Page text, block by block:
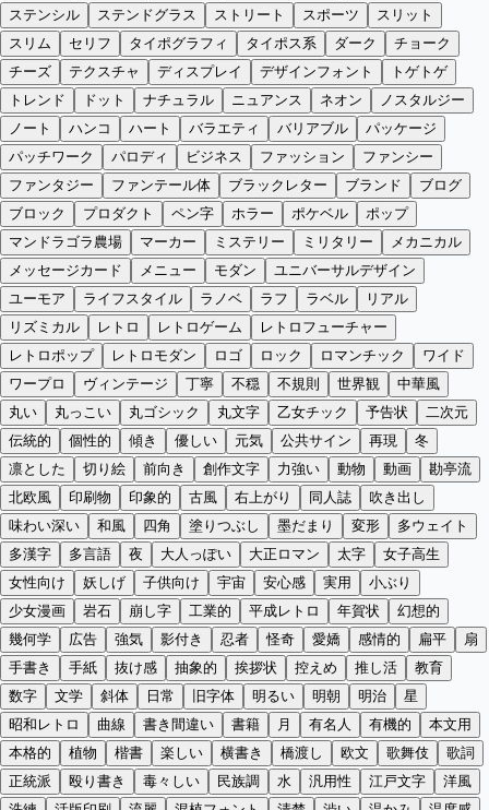
ステンシル
ステンドグラス ストリート スポーツ
スリット
スリム
セリフ タイポグラフィ タイポス系 ダーク
チョーク
チーズ
テクスチャ ディスプレイ デザインフォント
トゲトゲ
トレンド
ドット ナチュラル ニュアンス ネオン
ノスタルジー
ノート
ハンコ ハート バラエティ バリアブル
パッケージ
パッチワーク
パロディ ビジネス ファッション
ファンシー
ファンタジー
ファンテール体 ブラックレター ブランド
ブログ
ブロック
プロダクト ペン字 ホラー ポケベル
ポップ
マンドラゴラ農場
マーカー ミステリー ミリタリー
メカニカル
メッセージカード
メニュー モダン
ユニバーサルデザイン
ユーモア
ライフスタイル ラノベ ラフ ラベル
リアル
リズミカル
レトロ レトロゲーム
レトロフューチャー
レトロポップ
レトロモダン ロゴ ロック ロマンチック
ワイド
ワープロ
ヴィンテージ 丁寧 不穏 不規則 世界観
中華風
丸い
丸っこい 丸ゴシック 丸文字 乙女チック 予告状
二次元
伝統的
個性的 傾き 優しい 元気 公共サイン 再現
冬
凛とした
切り絵 前向き 創作文字 力強い 動物 動画
勘亭流
北欧風
印刷物 印象的 古風 右上がり 同人誌
吹き出し
味わい深い
和風 四角 塗りつぶし 墨だまり 変形
多ウェイト
多漢字
多言語 夜 大人っぽい 大正ロマン 太字
女子高生
女性向け
妖しげ 子供向け 宇宙 安心感 実用
小ぶり
少女漫画
岩石 崩し字 工業的 平成レトロ 年賀状
幻想的
幾何学
広告 強気 影付き 忍者 怪奇 愛嬌 感情的 扁平
扇
手書き
手紙 抜け感 抽象的 挨拶状 控えめ 推し活
教育
数字
文学 斜体 日常 旧字体 明るい 明朝 明治
星
昭和レトロ
曲線 書き間違い 書籍 月 有名人 有機的
本文用
本格的
植物 楷書 楽しい 横書き 橋渡し 欧文 歌舞伎
歌詞
正統派
殴り書き 毒々しい 民族調 水 汎用性 江戸文字
洋風